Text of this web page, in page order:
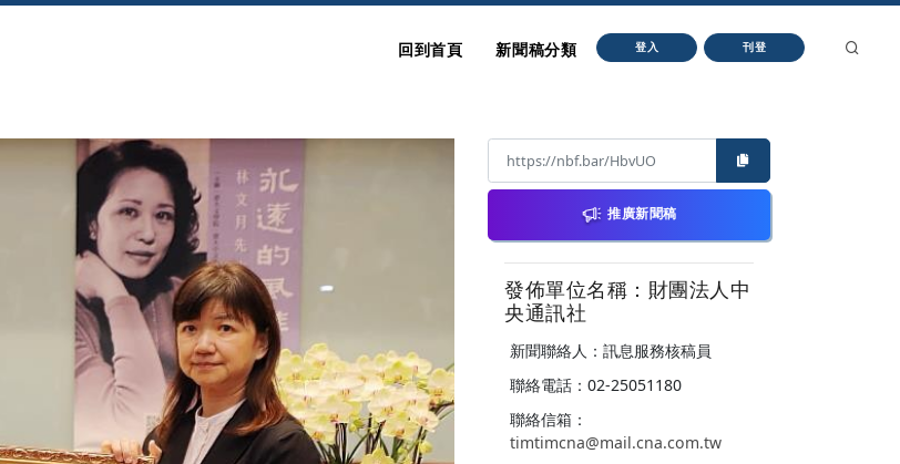
回到首頁 新聞稿分類 登入 刊登
推廣新聞稿
發佈單位名稱：財團法人中
央通訊社
新聞聯絡人：訊息服務核稿員
聯絡電話：02-25051180
聯絡信箱：
timtimcna@mail.cna.com.tw